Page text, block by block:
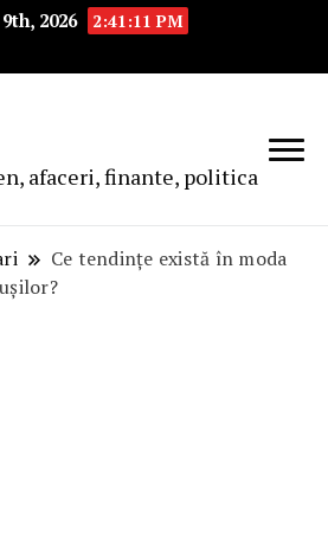
2026 2:41:12 PM
afaceri, finante, politica
Ce tendințe există în moda